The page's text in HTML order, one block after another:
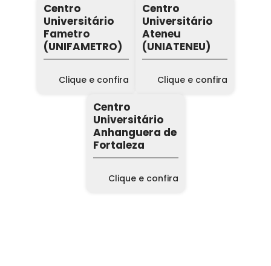
Centro
Universitário
Fametro
(UNIFAMETRO)
Clique e confira
Centro
Universitário
Ateneu
(UNIATENEU)
Clique e confira
Centro
Universitário
Anhanguera de
Fortaleza
Clique e confira